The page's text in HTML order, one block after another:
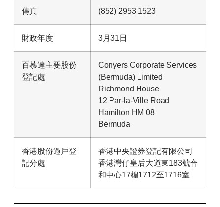
傳真 (852) 2953 1523
財政年度 3月31日
百慕達主要股份
登記處
Conyers Corporate Services
(Bermuda) Limited
Richmond House
12 Par-la-Ville Road
Hamilton HM 08
Bermuda
香港股份過戶登
記分處
香港中央證券登記有限公司
香港灣仔皇后大道東183號合
和中心17樓1712至1716室